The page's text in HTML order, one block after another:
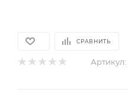
СРАВНИТЬ
Артикул: